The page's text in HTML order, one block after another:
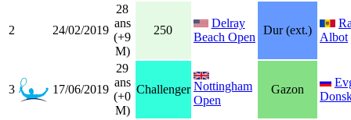
2 24/02/2019
28
ans
(+9
M)
250
Delray
Beach Open
Dur (ext.)
Albot
3 17/06/2019
29
ans
(+0
M)
Challenger Nottingham
Open
Gazon